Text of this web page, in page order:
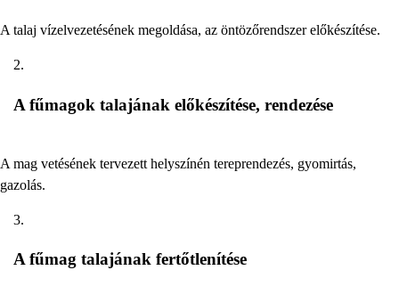
A talaj vízelvezetésének megoldása, az öntözőrendszer előkészítése.
A fűmagok talajának előkészítése, rendezése
A mag vetésének tervezett helyszínén tereprendezés, gyomirtás,
gazolás.
A fűmag talajának fertőtlenítése